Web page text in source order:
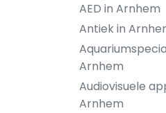
AED in Arnhem
Antiek in
Arnhem
Audiovisuele
Arnhem